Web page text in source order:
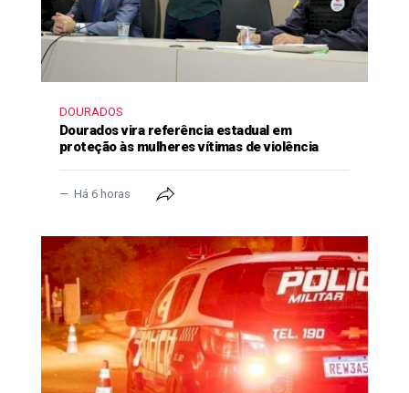
DOURADOS
Dourados vira referência estadual em
proteção às mulheres vítimas de violência
Há 6 horas